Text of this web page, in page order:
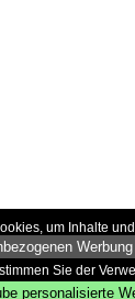
um Inhalte
Werbung
Sie der
personalisierte